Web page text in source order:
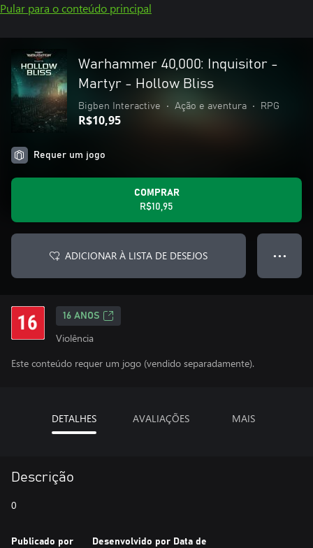
Pular para o conteúdo principal
Warhammer 40,000: Inquisitor -
Martyr - Hollow Bliss
Bigben Interactive • Ação e aventura • RPG
R$10,95
Requer um jogo
COMPRAR
R$10,95
ADICIONAR À LISTA DE DESEJOS ● ● ●
16 ANOS
Violência
Este conteúdo requer um jogo (vendido separadamente).
DETALHES AVALIAÇÕES MAIS
Descrição
0
Publicado por Desenvolvido por Data de